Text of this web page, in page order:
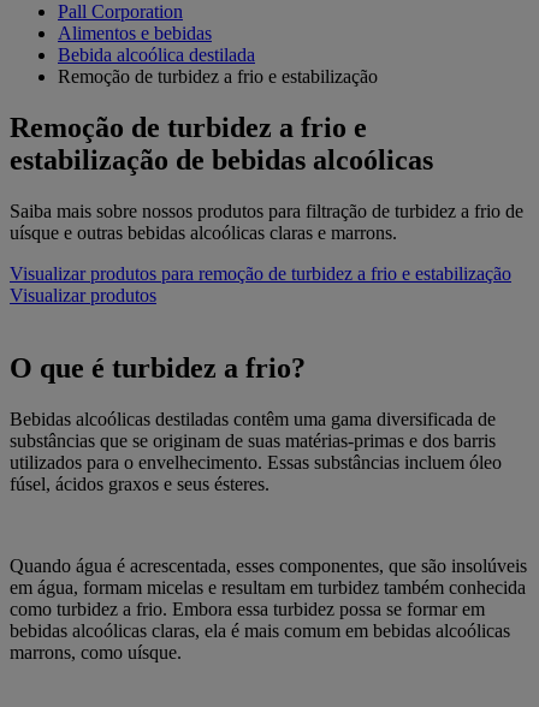
Pall Corporation
Alimentos e bebidas
Bebida alcoólica destilada
Remoção de turbidez a frio e estabilização
Remoção de turbidez a frio e
estabilização de bebidas alcoólicas
Saiba mais sobre nossos produtos para filtração de turbidez a frio de
uísque e outras bebidas alcoólicas claras e marrons.
Visualizar produtos para remoção de turbidez a frio e estabilização
Visualizar produtos
O que é turbidez a frio?
Bebidas alcoólicas destiladas contêm uma gama diversificada de
substâncias que se originam de suas matérias-primas e dos barris
utilizados para o envelhecimento. Essas substâncias incluem óleo
fúsel, ácidos graxos e seus ésteres.
Quando água é acrescentada, esses componentes, que são insolúveis
em água, formam micelas e resultam em turbidez também conhecida
como turbidez a frio. Embora essa turbidez possa se formar em
bebidas alcoólicas claras, ela é mais comum em bebidas alcoólicas
marrons, como uísque.